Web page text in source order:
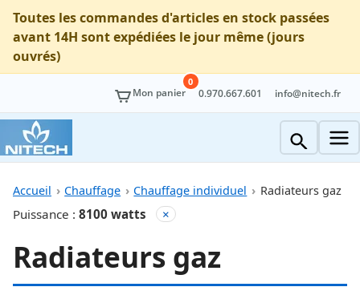
Toutes les commandes d'articles en stock passées
avant 14H sont expédiées le jour même (jours
ouvrés)
Mon panier
0
0.970.667.601 info@nitech.fr
Accueil Chauffage Chauffage individuel Radiateurs gaz
Puissance : 8100 watts ×
Radiateurs gaz